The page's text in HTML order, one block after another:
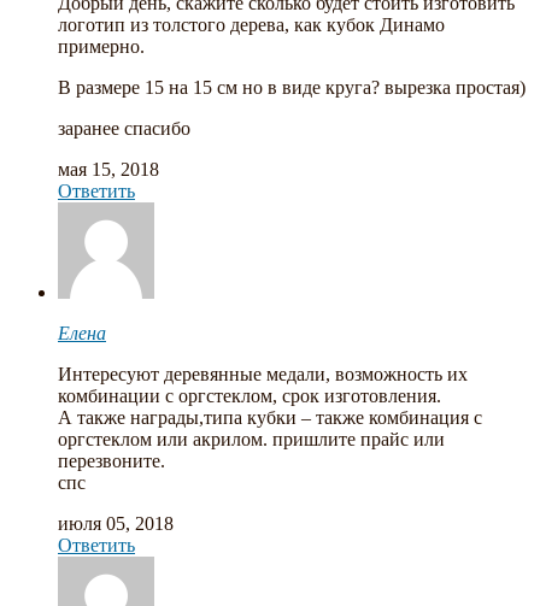
логотип из толстого дерева, как кубок Динамо
примерно.
В размере 15 на 15 см но в виде круга? вырезка простая)
заранее спасибо
мая 15, 2018
Ответить
Елена
Интересуют деревянные медали, возможность их
комбинации с оргстеклом, срок изготовления.
А также награды,типа кубки – также комбинация с
оргстеклом или акрилом. пришлите прайс или
перезвоните.
спс
июля 05, 2018
Ответить